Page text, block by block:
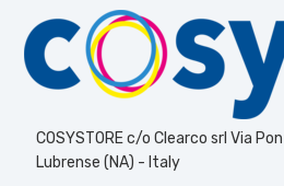
COSYSTORE c/o Clearco srl Via
Lubrense (NA) - Italy